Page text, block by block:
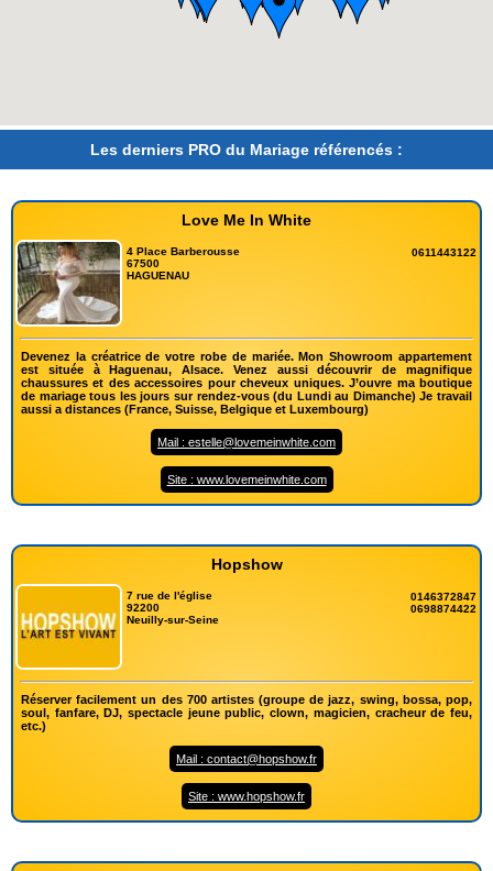
Les derniers PRO du Mariage référencés :
Love Me In White
4 Place Barberousse
67500
HAGUENAU
0611443122
Devenez la créatrice de votre robe de mariée. Mon Showroom appartement
est située à Haguenau, Alsace. Venez aussi découvrir de magnifique
chaussures et des accessoires pour cheveux uniques. J’ouvre ma boutique
de mariage tous les jours sur rendez-vous (du Lundi au Dimanche) Je travail
aussi a distances (France, Suisse, Belgique et Luxembourg)
Mail : estelle@lovemeinwhite.com
Site : www.lovemeinwhite.com
Hopshow
7 rue de l'église
92200
Neuilly-sur-Seine
0146372847
0698874422
Réserver facilement un des 700 artistes (groupe de jazz, swing, bossa, pop,
soul, fanfare, DJ, spectacle jeune public, clown, magicien, cracheur de feu,
etc.)
Mail : contact@hopshow.fr
Site : www.hopshow.fr